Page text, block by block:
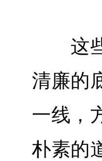
这些
清廉的
一线，
朴素的